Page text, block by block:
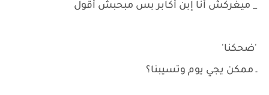
_ ميغركش أنا إبن أكابر بس مبحبش أقول
'ضحكنا'
ـ ممكن يجي يوم وتسيبنا؟